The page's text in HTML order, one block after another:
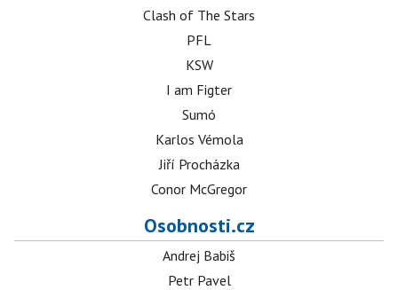
Clash of The Stars
PFL
KSW
I am Figter
Sumó
Karlos Vémola
Jiří Procházka
Conor McGregor
Osobnosti.cz
Andrej Babiš
Petr Pavel